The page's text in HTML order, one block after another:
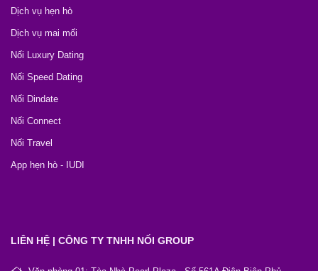
Dịch vụ hẹn hò
Dịch vụ mai mối
Nối Luxury Dating
Nối Speed Dating
Nối Dindate
Nối Connect
Nối Travel
App hẹn hò - IUDI
LIÊN HỆ | CÔNG TY TNHH NỐI GROUP